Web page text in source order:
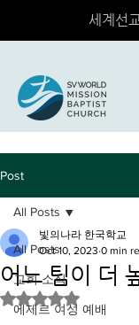
세계선
Post
All Posts
교회 소식
에제르 여성 예배
All Posts
어느 팀이 더
빛의나라 한국학교
Oct 10, 2023 0 min
Rated NaN out of